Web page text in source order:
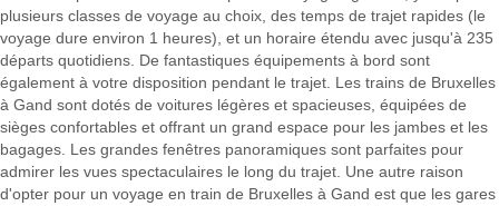
plusieurs classes de voyage au choix, des temps de trajet rapides (le
voyage dure environ 1 heures), et un horaire étendu avec jusqu'à 235
départs quotidiens. De fantastiques équipements à bord sont
également à votre disposition pendant le trajet. Les trains de Bruxelles
à Gand sont dotés de voitures légères et spacieuses, équipées de
sièges confortables et offrant un grand espace pour les jambes et les
bagages. Les grandes fenêtres panoramiques sont parfaites pour
admirer les vues spectaculaires le long du trajet. Une autre raison
d'opter pour un voyage en train de Bruxelles à Gand est que les gares